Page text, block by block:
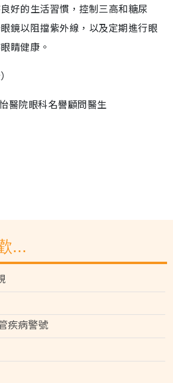
好的生活習慣，控制三高和糖尿
鏡以阻擋紫外線，以及定期進行眼
睛健康。
醫院眼科名譽顧問醫生
...
疾病警號